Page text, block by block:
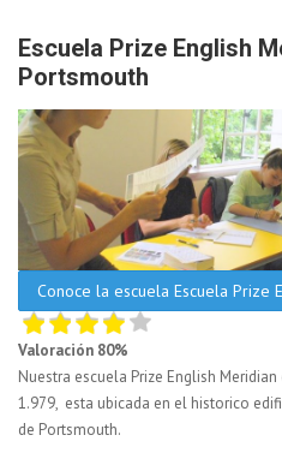
Escuela Prize English
Portsmouth
Conoce la escuela Escuela Prize
Valoración 80%
Nuestra escuela Prize English
1.979, esta ubicada en el historico
de Portsmouth.